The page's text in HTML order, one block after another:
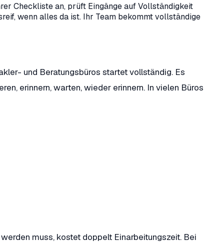
Checkliste an, prüft Eingänge auf Vollständigkeit
wenn alles da ist. Ihr Team bekommt vollständige
und Beratungsbüros startet vollständig. Es
erinnern, warten, wieder erinnern. In vielen Büros
muss, kostet doppelt Einarbeitungszeit. Bei